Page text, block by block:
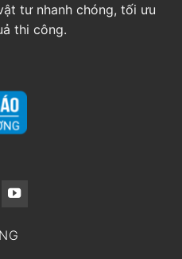
tư nhanh chóng, tối ưu
thi công.